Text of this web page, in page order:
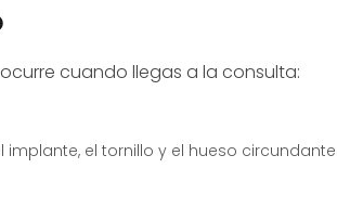
cuando llegas a la consulta:
el tornillo y el hueso